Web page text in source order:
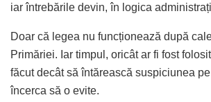
iar întrebările devin, în logica
Doar că legea nu funcționează după
Primăriei. Iar timpul, oricât ar fi fost
făcut decât să întărească suspiciunea
încerca să o evite.